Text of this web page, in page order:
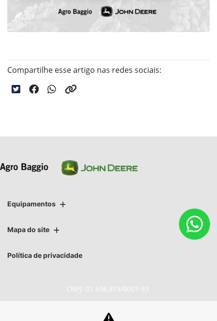
Compartilhe esse artigo nas redes sociais:
Equipamentos
Mapa do site
Política de privacidade
CNPJ: 01.696.819/0007-93